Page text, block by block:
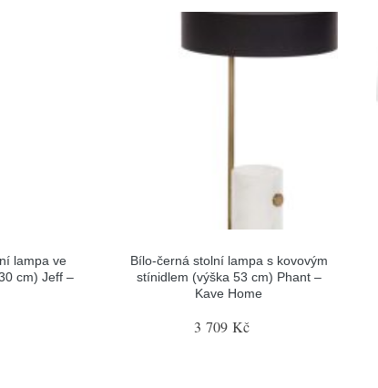
lampa ve
cm) Jeff –
Bílo-černá stolní lampa s kovovým
stínidlem (výška 53 cm) Phant –
Kave Home
3 709 Kč